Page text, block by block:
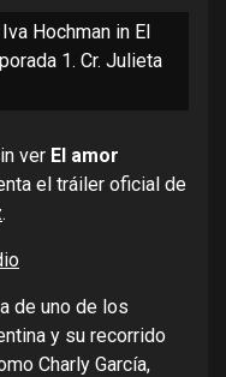
Hochman in El
1. Cr. Julieta
ver El amor
el tráiler oficial de
.
de uno de los
y su recorrido
Charly García,